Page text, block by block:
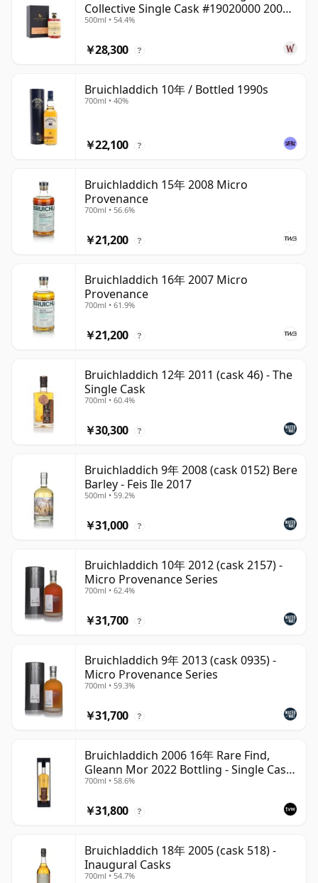
Collective Single Cask #19020000 2001
22年
500ml • 54.4%
￥28,300 ?
Bruichladdich 10年 / Bottled 1990s
700ml • 40%
￥22,100 ?
Bruichladdich 15年 2008 Micro
Provenance
700ml • 56.6%
￥21,200 ?
Bruichladdich 16年 2007 Micro
Provenance
700ml • 61.9%
￥21,200 ?
Bruichladdich 12年 2011 (cask 46) - The
Single Cask
700ml • 60.4%
￥30,300 ?
Bruichladdich 9年 2008 (cask 0152) Bere
Barley - Feis Ile 2017
500ml • 59.2%
￥31,000 ?
Bruichladdich 10年 2012 (cask 2157) -
Micro Provenance Series
700ml • 62.4%
￥31,700 ?
Bruichladdich 9年 2013 (cask 0935) -
Micro Provenance Series
700ml • 59.3%
￥31,700 ?
Bruichladdich 2006 16年 Rare Find,
Gleann Mor 2022 Bottling - Single Cask
1373
700ml • 58.6%
￥31,800 ?
Bruichladdich 18年 2005 (cask 518) -
Inaugural Casks
700ml • 54.7%